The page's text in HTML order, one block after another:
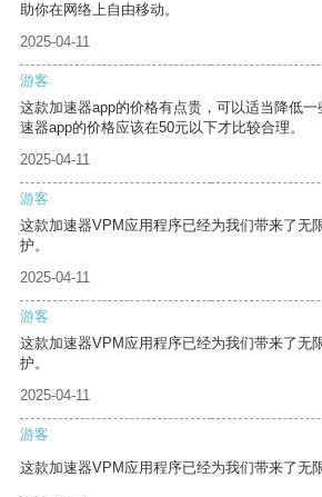
助你在网络上自由移动。
2025-04-11
游客
这款加速器app的价格有点贵，可以适当降低
速器app的价格应该在50元以下才比较合理。
2025-04-11
游客
这款加速器VPM应用程序已经为我们带来了无
护。
2025-04-11
游客
这款加速器VPM应用程序已经为我们带来了无
护。
2025-04-11
游客
这款加速器VPM应用程序已经为我们带来了无